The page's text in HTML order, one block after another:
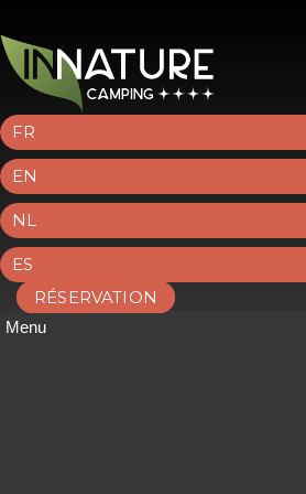
FR
EN
NL
ES
RÉSERVATION
Menu